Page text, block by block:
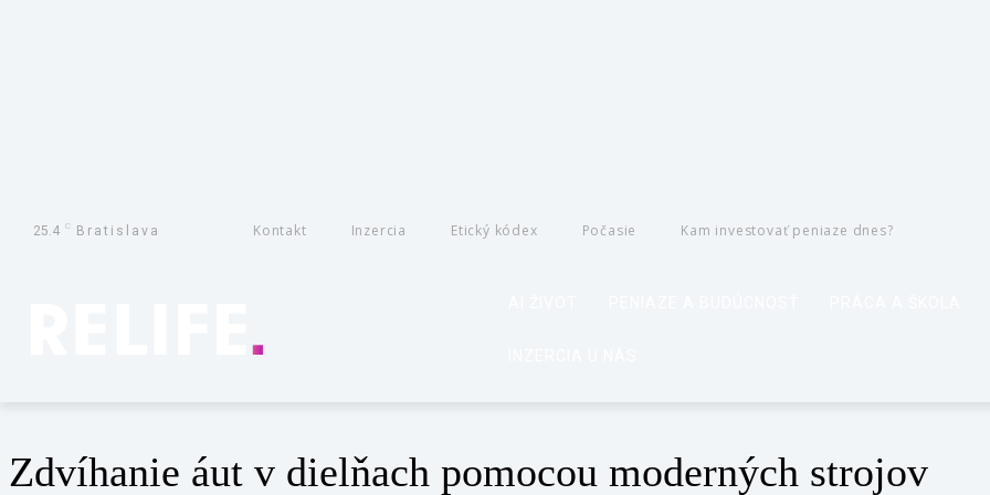
25.4 C Bratislava Kontakt Inzercia Etický kódex Počasie Kam investovať peniaze dnes?
Zdvíhanie áut v dielňach pomocou moderných strojov